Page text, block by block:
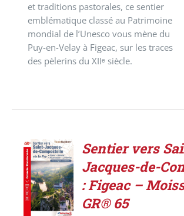
et traditions pastorales, ce sentier
emblématique classé au Patrimoine
mondial de l’Unesco vous mène du
Puy-en-Velay à Figeac, sur les traces
des pèlerins du XIIᵉ siècle.
AJOUTER
AU
PANIER
/
DÉTAILS
Sentier vers
Jacques-de-
: Figeac –
GR® 65